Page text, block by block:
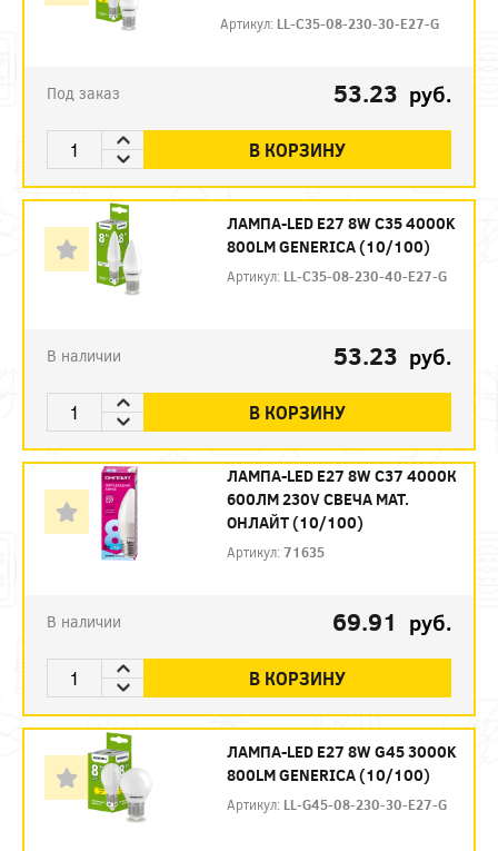
Артикул: LL-C35-08-230-30-E27-G
Под заказ 53.23 руб.
В КОРЗИНУ
ЛАМПА-LED E27 8W C35 4000K
800LM GENERICA (10/100)
Артикул: LL-C35-08-230-40-E27-G
В наличии 53.23 руб.
В КОРЗИНУ
ЛАМПА-LED E27 8W C37 4000К
600ЛМ 230V СВЕЧА МАТ.
ОНЛАЙТ (10/100)
Артикул:71635
В наличии 69.91 руб.
В КОРЗИНУ
ЛАМПА-LED E27 8W G45 3000K
800LM GENERICA (10/100)
Артикул: LL-G45-08-230-30-E27-G